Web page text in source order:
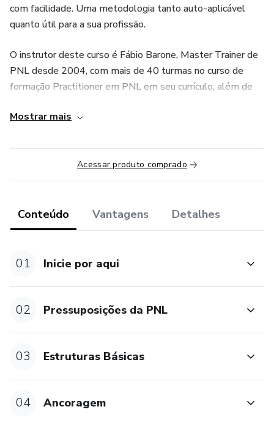
com facilidade. Uma metodologia tanto auto-aplicável
quanto útil para a sua profissão.
O instrutor deste curso é Fábio Barone, Master Trainer de
PNL desde 2004, com mais de 40 turmas no curso de
formação Practitioner em PNL em seu currículo, além de
PNL.
Mostrar mais
Acessar produto comprado
Conteúdo Vantagens Detalhes
01 Inicie por aqui
02 Pressuposições da PNL
03 Estruturas Básicas
04 Ancoragem